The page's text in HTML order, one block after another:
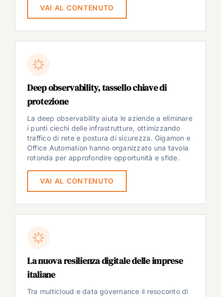
VAI AL CONTENUTO
Deep observability, tassello chiave di
protezione
La deep observability aiuta le aziende a eliminare
i punti ciechi delle infrastrutture, ottimizzando
traffico di rete e postura di sicurezza. Gigamon e
Office Automation hanno organizzato una tavola
rotonda per approfondire opportunità e sfide.
VAI AL CONTENUTO
La nuova resilienza digitale delle imprese
italiane
Tra multicloud e data governance il resoconto di